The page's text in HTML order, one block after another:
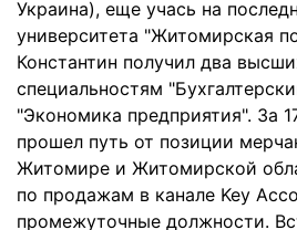
Украина), еще учась на
университета "Житомирская
Константин получил два
специальностям
"Экономика предприятия". За
прошел путь от позиции
Житомире и Житомирской
по продажам в канале Key
промежуточные должности.